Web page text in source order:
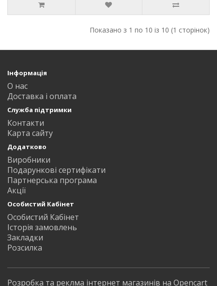
Показано з 1 по 10 із 10 (1 сторінок)
Інформація
О нас
Доставка і оплата
Служба підтримки
Контакти
Карта сайту
Додатково
Виробники
Подарункові сертифікати
Партнерська програма
Акції
Особистий Кабінет
Особистий Кабінет
Історія замовлень
Закладки
Розсилка
Розробка та реклма інтернет магазинів на Opencart